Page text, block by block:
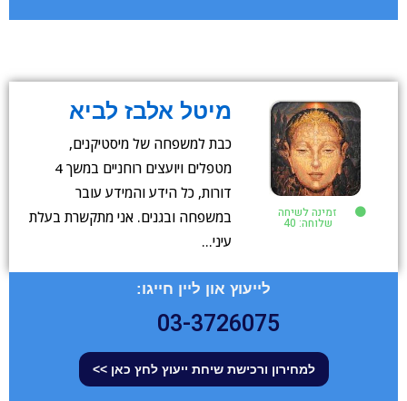
זמינה לשיחה
שלוחה: 40
מיטל אלבז לביא
כבת למשפחה של מיסטיקנים,
מטפלים ויועצים רוחניים במשך 4
דורות, כל הידע והמידע עובר
במשפחה ובגנים. אני מתקשרת בעלת
עיני…
לייעוץ און ליין חייגו:
03-3726075
למחירון ורכישת שיחת ייעוץ לחץ כאן >>